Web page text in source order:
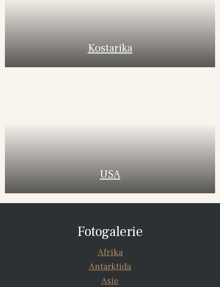
Kostarika
USA
Fotogalerie
Afrika
Antarktida
Asie